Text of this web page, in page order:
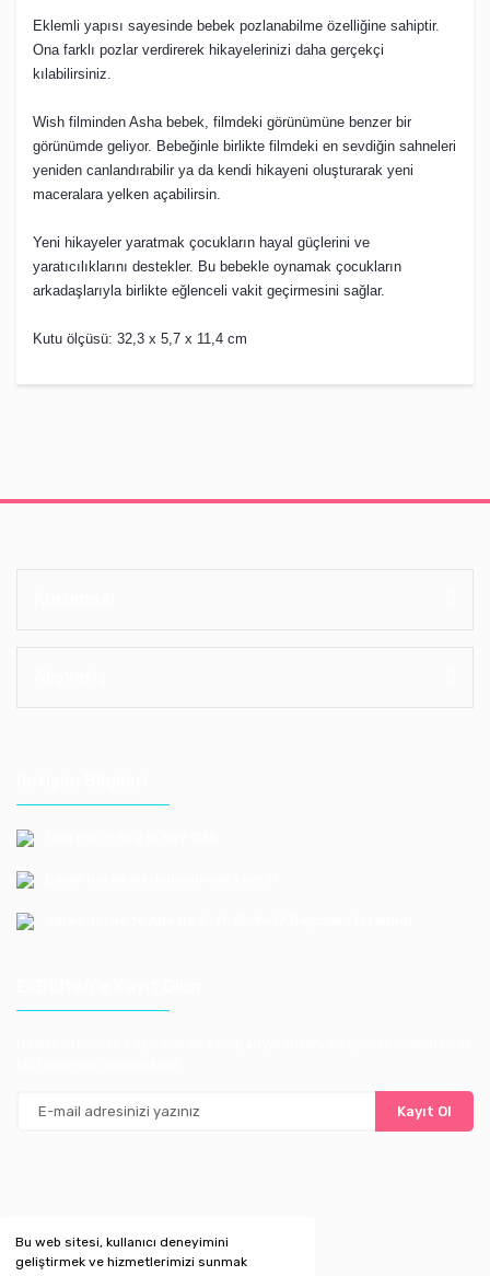
Bu web sitesi, kullanıcı deneyimini
geliştirmek ve hizmetlerimizi sunmak
Eklemli yapısı sayesinde bebek pozlanabilme özelliğine sahiptir.
Ona farklı pozlar verdirerek hikayelerinizi daha gerçekçi
kılabilirsiniz.
Wish filminden Asha bebek, filmdeki görünümüne benzer bir
görünümde geliyor. Bebeğinle birlikte filmdeki en sevdiğin sahneleri
yeniden canlandırabilir ya da kendi hikayeni oluşturarak yeni
maceralara yelken açabilirsin.
Yeni hikayeler yaratmak çocukların hayal güçlerini ve
yaratıcılıklarını destekler. Bu bebekle oynamak çocukların
arkadaşlarıyla birlikte eğlenceli vakit geçirmesini sağlar.
Kutu ölçüsü: 32,3 x 5,7 x 11,4 cm
Kayıt Ol